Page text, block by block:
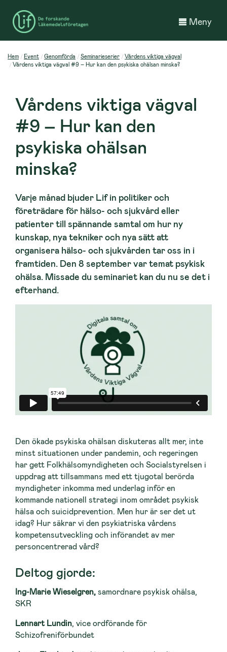
Meny
Hem Event Genomförda Seminarieserier
Vårdens viktiga vägval
Vårdens viktiga vägval #9 – Hur kan den psykiska ohälsan minska?
Vårdens viktiga vägval
#9 – Hur kan den
psykiska ohälsan
minska?
Varje månad bjuder Lif in politiker och
företrädare för hälso- och sjukvård eller
patienter till spännande samtal om hur ny
kunskap, nya tekniker och nya sätt att
organisera hälso- och sjukvården tar oss in i
framtiden. Den 8 september var temat psykisk
ohälsa. Missade du seminariet kan du nu se det i
efterhand.
Den ökade psykiska ohälsan diskuteras allt mer, inte
minst situationen under pandemin, och regeringen
har gett Folkhälsomyndigheten och Socialstyrelsen i
uppdrag att tillsammans med ett tjugotal berörda
myndigheter inkomma med underlag inför en
kommande nationell strategi inom området psykisk
hälsa och suicidprevention. Men hur är ser det ut
idag? Hur säkrar vi den psykiatriska vårdens
kompetensutveckling och införandet av mer
personcentrerad vård?
Deltog gjorde:
Ing-Marie Wieselgren, samordnare psykisk ohälsa,
SKR
Lennart Lundin, vice ordförande för
Schizofreniförbundet